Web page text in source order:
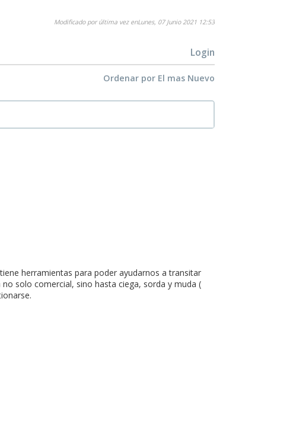
Modificado por última vez enLunes, 07 Junio 2021 12:53
Login
Ordenar por El mas Nuevo
herramientas para poder ayudarnos a transitar
solo comercial, sino hasta ciega, sorda y muda (